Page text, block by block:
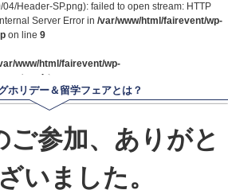
Header-SP.png): failed to open stream: HTTP
Server Error in /var/www/html/fairevent/wp-
on line 9
www/html/fairevent/wp-
on line 10
ホリデー＆留学フェアとは？
ご参加、ありがと
いました。